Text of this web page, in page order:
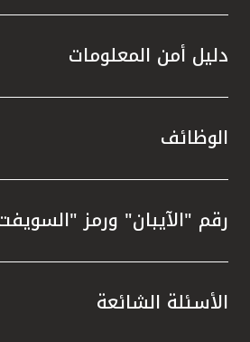
دليل أمن المعلومات
الوظائف
رقم "الآيبان" ورمز
الأسئلة الشائعة